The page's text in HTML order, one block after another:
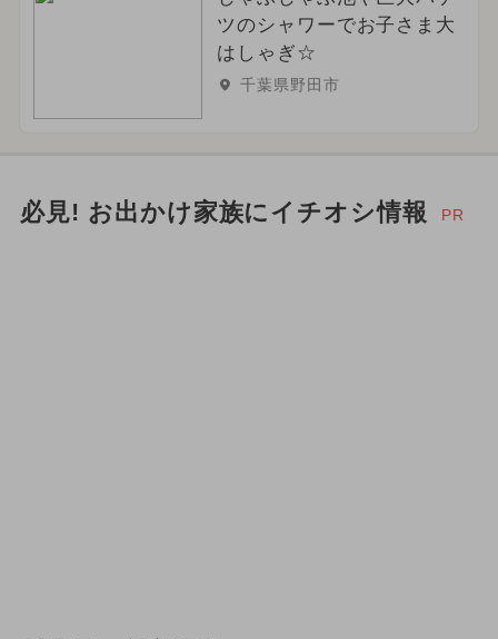
ツのシャワーでお子さま大
はしゃぎ☆
千葉県野田市
必見! お出かけ家族にイチオシ情報 PR